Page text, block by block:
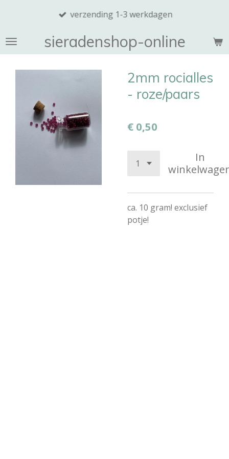
de
sieradenshop-online
verzending 1-3 werkdagen
2mm rocialles
- roze/paars
€ 0,50
In
ca. 10 gram! exclusief
potje!